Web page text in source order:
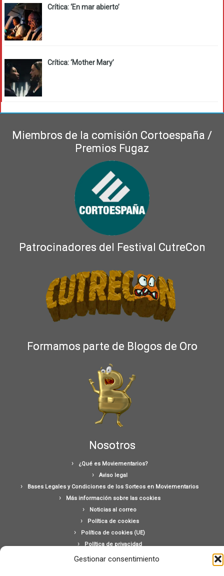
Gestionar consentimiento
Crítica: ‘En mar abierto’
Crítica: ‘Mother Mary’
Miembros de la comisión Cortoespaña /
Premios Fugaz
Patrocinadores del Festival CutreCon
Formamos parte de Blogos de Oro
Nosotros
¿Qué es Moviementarios?
Aviso legal
Bases Legales y Condiciones de los Sorteos en Moviementarios
Más información sobre las cookies
Noticias al correo
Política de cookies
Política de cookies (UE)
Política de privacidad
Ponte en contacto con nosotros